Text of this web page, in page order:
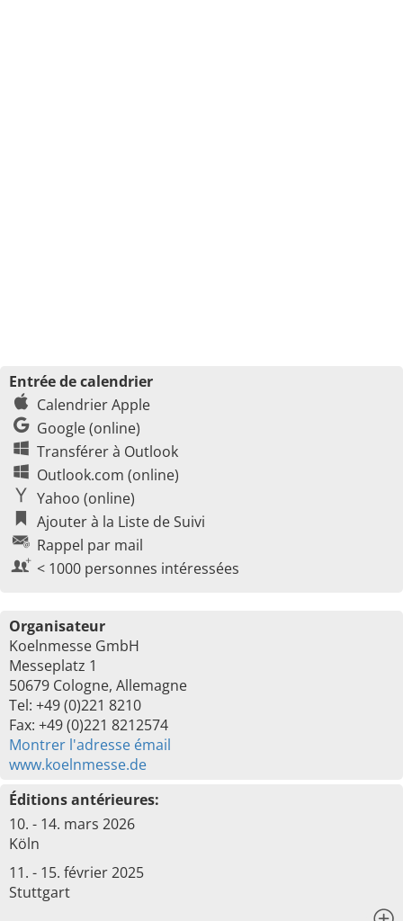
Entrée de calendrier
Calendrier Apple
Google (online)
Transférer à Outlook
Outlook.com (online)
Yahoo (online)
Ajouter à la Liste de Suivi
Rappel par mail
< 1000 personnes intéressées
Organisateur
Koelnmesse GmbH
Messeplatz 1
50679 Cologne, Allemagne
Tel: +49 (0)221 8210
Fax: +49 (0)221 8212574
Montrer l'adresse émail
www.koelnmesse.de
Éditions antérieures:
10. - 14. mars 2026
Köln
11. - 15. février 2025
Stuttgart